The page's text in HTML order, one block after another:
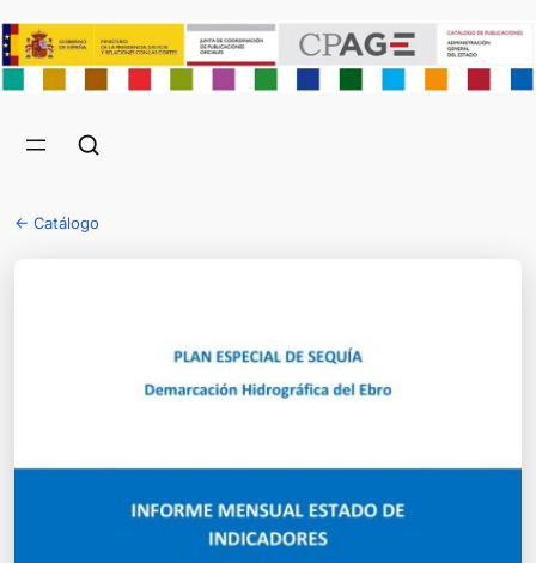
← Catálogo